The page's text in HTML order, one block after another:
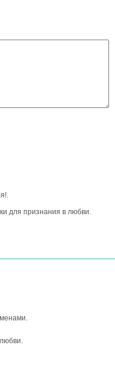
для признания в любви.